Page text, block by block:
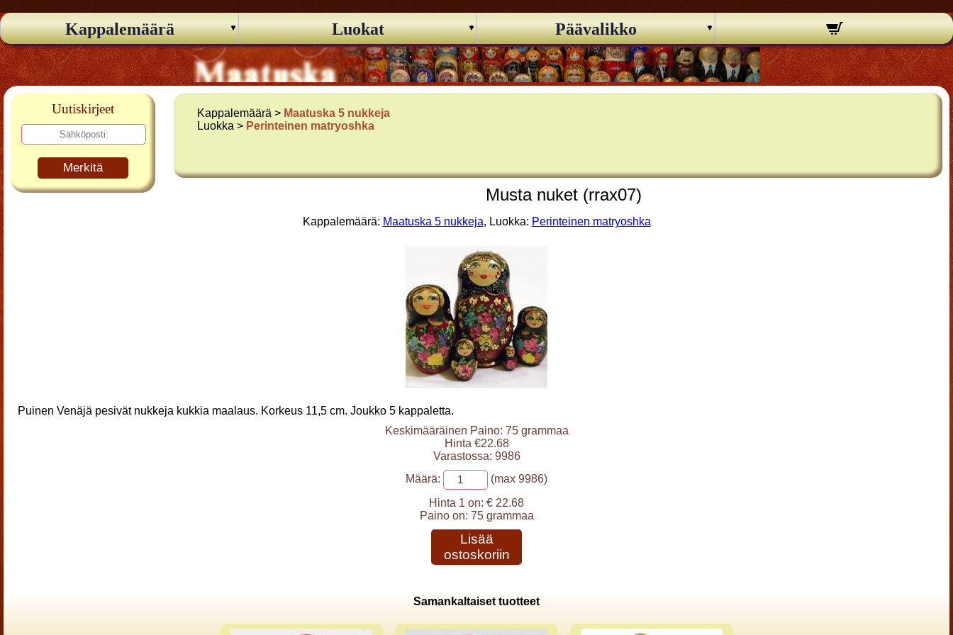
Kappalemäärä Luokat Päävalikko
Uutiskirjeet
Merkitä
Kappalemäärä > Maatuska 5 nukkeja
Luokka > Perinteinen matryoshka
Musta nuket (rrax07)
Kappalemäärä: Maatuska 5 nukkeja, Luokka: Perinteinen matryoshka
Puinen Venäjä pesivät nukkeja kukkia maalaus. Korkeus 11,5 cm. Joukko 5 kappaletta.
Keskimääräinen Paino: 75 grammaa
Hinta €22.68
Varastossa: 9986
Määrä:
(max 9986)
Hinta 1 on: € 22.68
Paino on: 75 grammaa
Lisää
ostoskoriin
Samankaltaiset tuotteet